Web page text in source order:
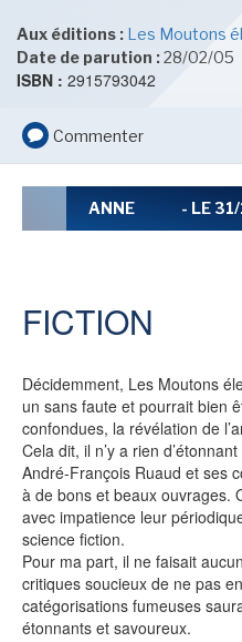
LIVRE
SÉRIE TV
ÉVÉNEMENTS
Aux éditions : Les Moutons
Date de parution :28/02/05
ISBN : 2915793042
Commenter
ANNE - LE
FICTION
Décidemment, Les Moutons
un sans faute et pourrait bien
confondues, la révélation de
Cela dit, il n’y a rien
André-François Ruaud et ses
à de bons et beaux ouvrages.
avec impatience leur
science fiction.
Pour ma part, il ne faisait
critiques soucieux de ne pas
catégorisations fumeuses
étonnants et savoureux.